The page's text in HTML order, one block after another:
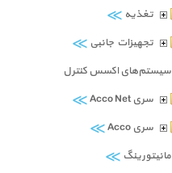
تغذیه ≫
تجهیزات جانبی ≫
سیستم‌های اکسس کنترل
سری Acco Net
≫
سری Acco ≫
مانیتورینگ ≫